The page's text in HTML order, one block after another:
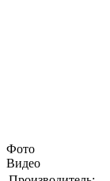
Фото
Видео